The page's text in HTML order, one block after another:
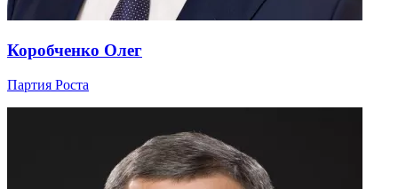
Коробченко Олег
Партия Роста